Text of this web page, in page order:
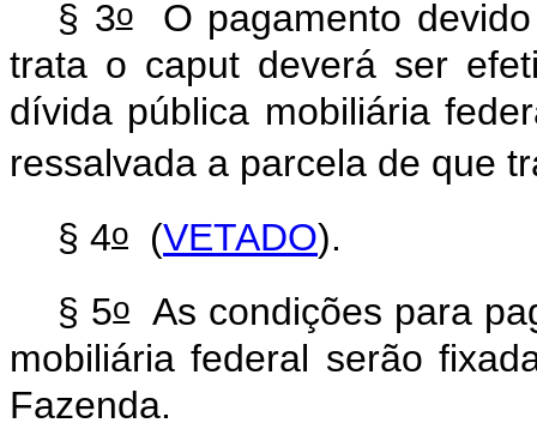
§ 3oO pagamento devido
trata o caput deverá ser
dívida pública mobiliária
ressalvada a parcela de que
§ 4o (VETADO).
§ 5oAs condições para
mobiliária federal serão
Fazenda.